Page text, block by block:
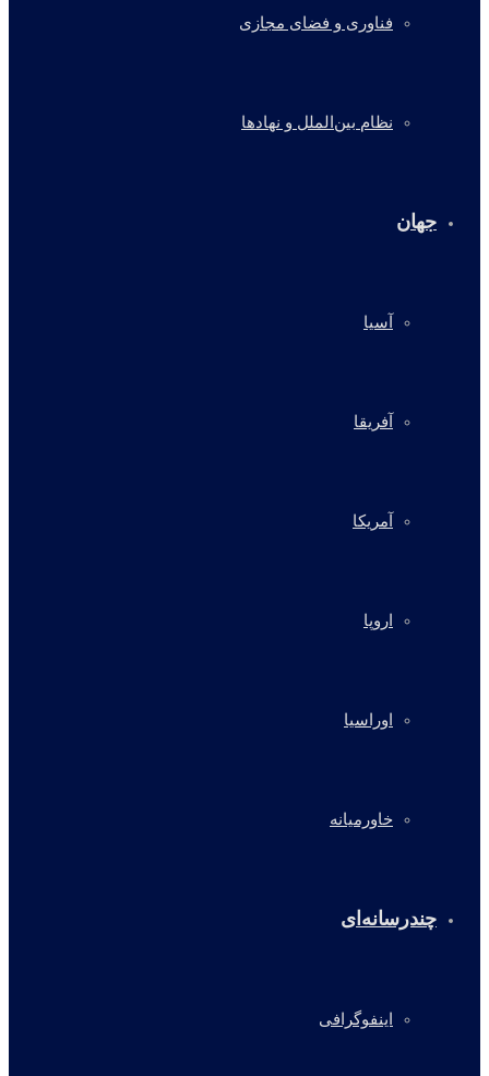
فناوری و فضای مجازی
نظام بین‌الملل و نهادها
جهان
آسیا
آفریقا
آمریکا
اروپا
اوراسیا
خاورمیانه
چندرسانه‌ای
اینفوگرافی